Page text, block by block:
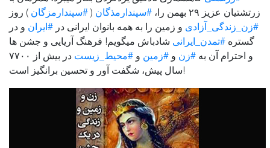
زرتشتیان عزیز ۲۹ بهمن را،
#سپندارمذگان ( #سپندارمزگان ) روز
#زن_زندگی_آزادی و زمین را به همه بانوان ایرانی در #ایران و در
گستره #تمدن_ایرانی شادباش میگویم! فرهنگ آریایی و جشن ها
و احترام آن به #زن و #زمین و #محیط_زیست
در بیش از ۷۷۰۰
سال پیش، شگفت آور و تحسین برانگیز است!